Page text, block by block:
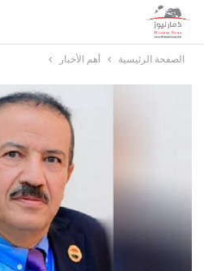
الصفحة الرئيسية أهم الأخبار